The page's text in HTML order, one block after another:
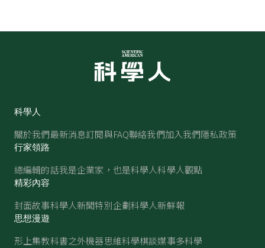
科學人
關於我們最新消息訂閱與FAQ聯絡我們加入我們隱私政策
行家領路
總編輯的話我是企業家，也是科學人科學人觀點
精彩內容
封面故事科學人新聞特別企劃科學人新鮮報
思想漫遊
形上集教科書之外機器思維科學棋談媒事多科學